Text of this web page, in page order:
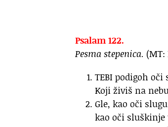
Psalam 122.
Pesma stepenica. (MT:
TEBI podigoh oči
Koji živiš na
Gle, kao oči
kao oči sluškinje